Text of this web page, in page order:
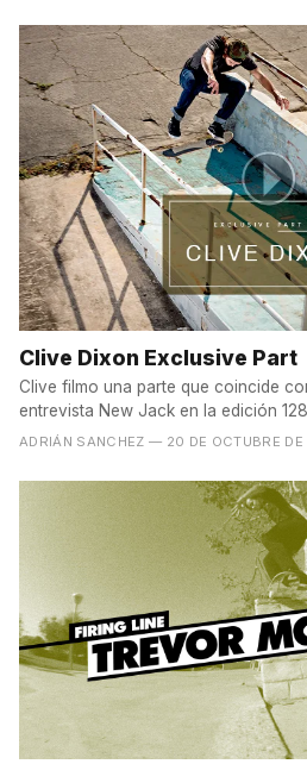
Clive Dixon Exclusive Part
Clive filmo una parte que coincide
entrevista New Jack en la edición
ADRIÁN SANCHEZ — 20 DE OCTUBRE DE